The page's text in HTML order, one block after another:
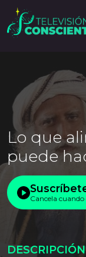
Lo que
puede
Cancela cuando
DESCRIPCIÓN